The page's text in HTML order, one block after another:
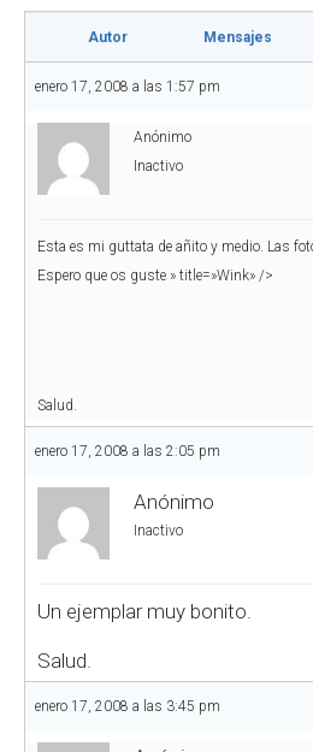
Autor Mensajes
enero 17, 2008 a las 1:57 pm
Anónimo
Inactivo
Esta es mi guttata de añito y medio. Las
Espero que os guste » title=»Wink» />
Salud.
enero 17, 2008 a las 2:05 pm
Anónimo
Inactivo
Un ejemplar muy bonito.
Salud.
enero 17, 2008 a las 3:45 pm